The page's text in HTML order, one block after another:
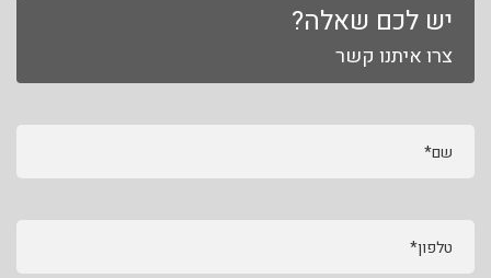
יש לכם שאלה?
צרו איתנו קשר
שם*
טלפון*